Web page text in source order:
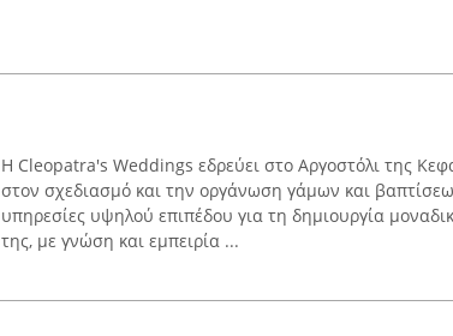
Η Cleopatra's Weddings εδρεύει στο Αργοστόλι της
στον σχεδιασμό και την οργάνωση γάμων και
υπηρεσίες υψηλού επιπέδου για τη δημιουργία
της, με γνώση και εμπειρία ...